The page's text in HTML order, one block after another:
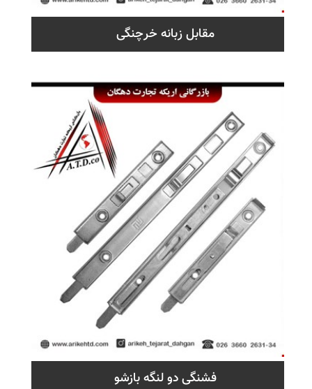
مقابل زبانه خرچنگی
فشنگی دو لنگه بازشو